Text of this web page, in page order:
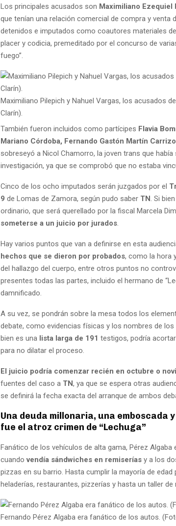
Los principales acusados son Maximiliano Ezequiel
que tenían una relación comercial de compra y venta
detenidos e imputados como coautores materiales
placer y codicia, premeditado por el concurso de
fuego”.
Maximiliano Pilepich y Nahuel Vargas, los acusados
Clarín).
También fueron incluidos como partícipes Flavia
Mariano Córdoba, Fernando Gastón Martín
sobreseyó a Nicol Chamorro, la joven trans que
investigación, ya que se comprobó que no estaba
Cinco de los ocho imputados serán juzgados por el
9 de Lomas de Zamora, según pudo saber TN. Si
ordinario, que será querellado por la fiscal Marcela
someterse a un juicio por jurados.
Hay varios puntos que van a definirse en esta
hechos que se dieron por probados, como la hora
del hallazgo del cuerpo, entre otros puntos no
presentes todas las partes, incluido el hermano de
damnificado.
A su vez, se pondrán sobre la mesa todos los
debate, como evidencias físicas y los nombres de
bien es una lista larga de 191 testigos, podría
para no dilatar el proceso.
El juicio podría comenzar recién en octubre o
fuentes del caso a TN, ya que se espera otras
se definirá la fecha exacta del arranque de ambos
Una deuda millonaria, una emboscada
fue el atroz crimen de “Lechuga”
Fanático de los vehículos de alta gama, Pérez
cuandovendía sándwiches en remiserías y a los
pizzas en su barrio. Hasta cumplir la mayoría de
heladerías, restaurantes, pizzerías y hasta un taller de
Fernando Pérez Algaba era fanático de los autos.